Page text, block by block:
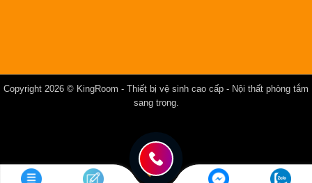
Copyright 2026 © KingRoom - Thiết bị vệ sinh cao cấp - Nội thất phòng tắm
sang trọng.